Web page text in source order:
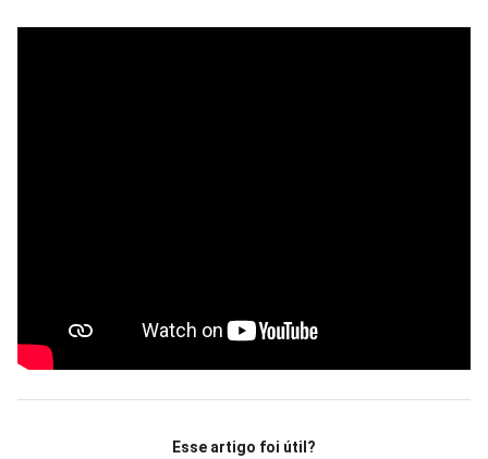
Esse artigo foi útil?